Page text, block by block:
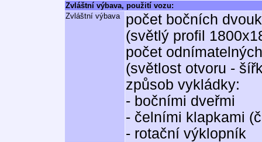
Zvláštní výbava, použití vozu:
Zvláštní výbava
počet bočních
(světlý profil
počet
(světlost otvoru -
způsob vykládky:
- bočními dveřmi
- čelními klapkami
- rotační výklopník